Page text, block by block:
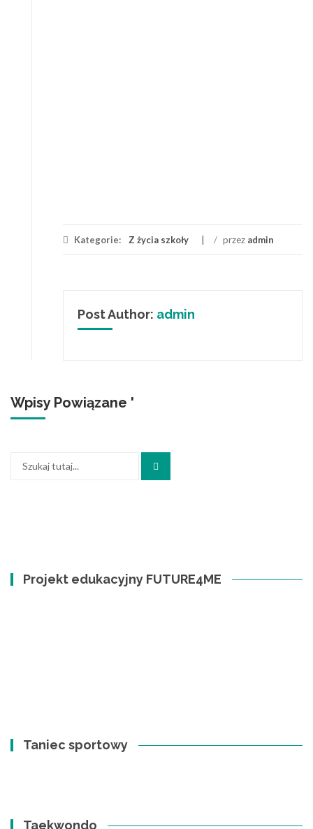
Kategorie: Z życia szkoły / przez admin
Post Author: admin
Wpisy Powiązane '
Projekt edukacyjny FUTURE4ME
Taniec sportowy
Taekwondo